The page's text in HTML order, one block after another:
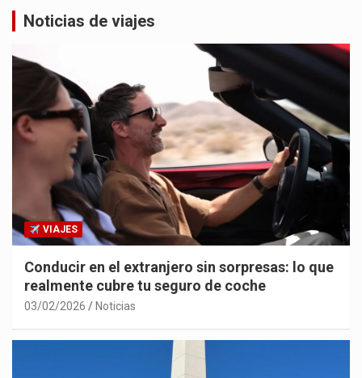
Noticias de viajes
VIAJES
Conducir en el extranjero sin sorpresas: lo que
realmente cubre tu seguro de coche
03/02/2026 Noticias